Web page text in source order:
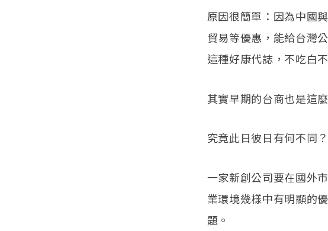
原因很簡單：因為中國
貿易等優惠，能給台灣
這種好康代誌，不吃白
其實早期的台商也是這
究竟此日彼日有何不同？
一家新創公司要在國外
業環境幾樣中有明顯的
題。